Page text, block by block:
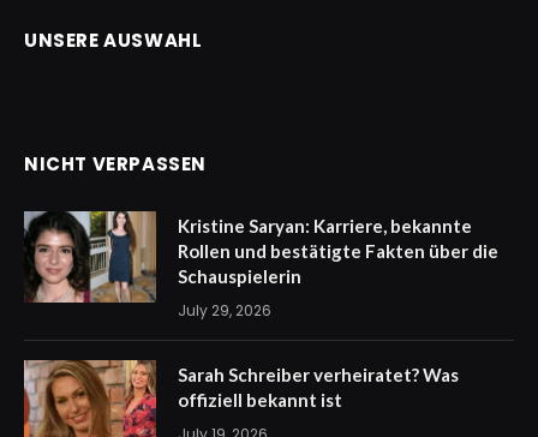
UNSERE AUSWAHL
NICHT VERPASSEN
Kristine Saryan: Karriere, bekannte
Rollen und bestätigte Fakten über die
Schauspielerin
July 29, 2026
Sarah Schreiber verheiratet? Was
offiziell bekannt ist